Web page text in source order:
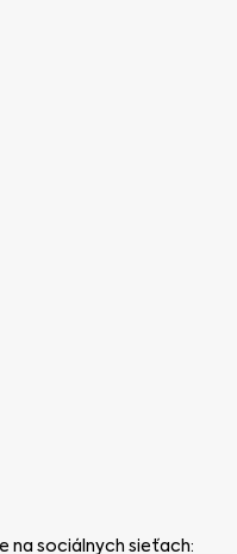
na sociálnych sieťach: